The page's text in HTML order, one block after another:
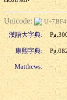
Unicode:
U+7BF4
漢語大字典:
康熙字典:
Matthews: -